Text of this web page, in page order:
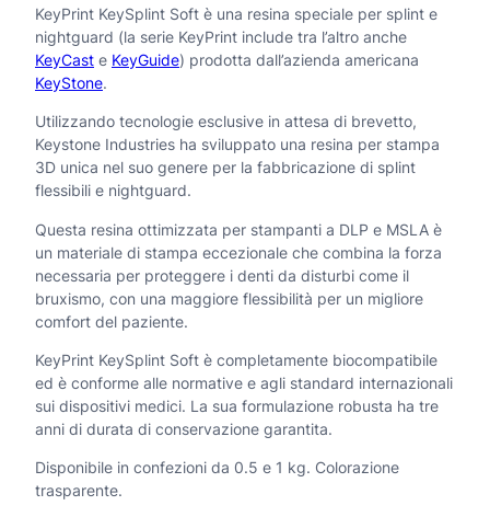
5
,
0
€
4
4
2
0
0
€
y
S
l
t
S
o
f
t
q
u
KeyPrint KeySplint Soft è una resina speciale per splint e
nightguard (la serie KeyPrint include tra l’altro anche
KeyCast e KeyGuide) prodotta dall’azienda americana
KeyStone.
Utilizzando tecnologie esclusive in attesa di brevetto,
Keystone Industries ha sviluppato una resina per stampa
3D unica nel suo genere per la fabbricazione di splint
flessibili e nightguard.
Questa resina ottimizzata per stampanti a DLP e MSLA è
un materiale di stampa eccezionale che combina la forza
necessaria per proteggere i denti da disturbi come il
bruxismo, con una maggiore flessibilità per un migliore
comfort del paziente.
KeyPrint KeySplint Soft è completamente biocompatibile
ed è conforme alle normative e agli standard internazionali
sui dispositivi medici. La sua formulazione robusta ha tre
anni di durata di conservazione garantita.
Disponibile in confezioni da 0.5 e 1 kg. Colorazione
trasparente.